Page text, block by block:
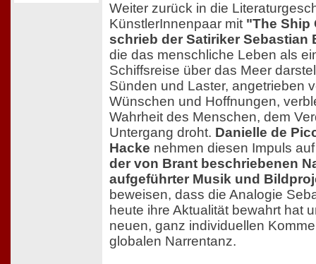
Weiter zurück in die
KünstlerInnenpaar mit "The Ship
schrieb der Satiriker Sebastian
die das menschliche Leben als
Schiffsreise über das Meer
Sünden und Laster, angetrieben
Wünschen und Hoffnungen,
Wahrheit des Menschen, dem
Untergang droht. Danielle de
Hacke nehmen diesen Impuls
der von Brant beschriebenen
aufgeführter Musik und
beweisen, dass die Analogie
heute ihre Aktualität bewahrt hat
neuen, ganz individuellen
globalen Narrentanz.